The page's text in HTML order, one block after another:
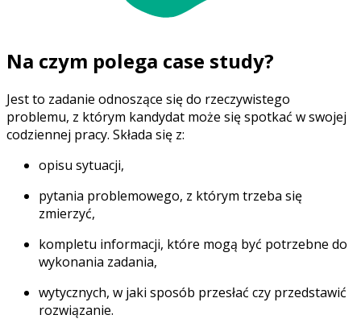
Na czym polega case study?
Jest to zadanie odnoszące się do rzeczywistego
problemu, z którym kandydat może się spotkać w swojej
codziennej pracy. Składa się z:
opisu sytuacji,
pytania problemowego, z którym trzeba się
zmierzyć,
kompletu informacji, które mogą być potrzebne do
wykonania zadania,
wytycznych, w jaki sposób przesłać czy przedstawić
rozwiązanie.